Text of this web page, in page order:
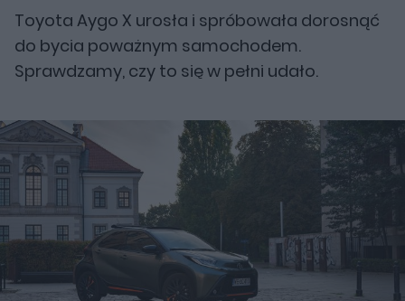
Toyota Aygo X urosła i spróbowała dorosnąć
do bycia poważnym samochodem.
Sprawdzamy, czy to się w pełni udało.